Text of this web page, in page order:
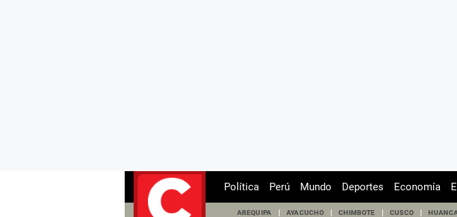
Política Perú Mundo Deportes Economía
AREQUIPA AYACUCHO CHIMBOTE CUSCO